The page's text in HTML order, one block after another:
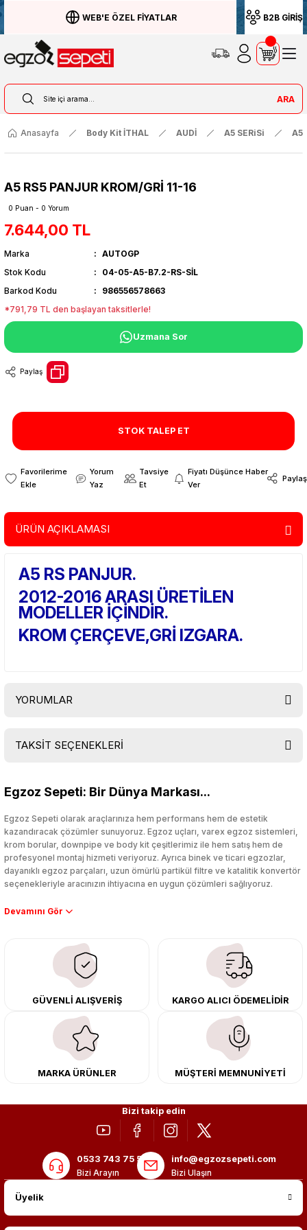
WEB'E ÖZEL FİYATLAR B2B GİRİŞ
ARA
Anasayfa Body Kit İTHAL AUDİ A5 SERiSi A5
A5 RS5 PANJUR KROM/GRİ 11-16
0 Puan - 0 Yorum
7.644,00 TL
Marka
AUTOGP
Stok Kodu
04-05-A5-B7.2-RS-SİL
Barkod Kodu
986556578663
*791,79 TL den başlayan taksitlerle!
Uzmana Sor
Paylaş
STOK TALEP ET
Yorum
Yaz
Tavsiye
Et
Fiyatı Düşünce Haber
Ver
Paylaş
ÜRÜN AÇIKLAMASI
A5 RS PANJUR.
2012-2016 ARASI ÜRETİLEN
MODELLER İÇİNDİR.
KROM ÇERÇEVE,GRİ IZGARA.
YORUMLAR
TAKSİT SEÇENEKLERİ
Egzoz Sepeti: Bir Dünya Markası...
Egzoz Sepeti olarak araçlarınıza hem performans hem de estetik
kazandıracak çözümler sunuyoruz. Egzoz uçları, varex egzoz sistemleri,
krom borular, downpipe ve body kit çeşitlerimiz ile hem satış hem de
profesyonel montaj hizmeti veriyoruz. Ayrıca binek ve ticari egzozlar,
dayanıklı egzoz parçaları, uzun ömürlü partikül filtre ve katalitik konvertör
seçenekleriyle aracınızın ihtiyacına en uygun çözümleri sağlıyoruz.
Performans artışı isteyen sürücüler için özel performans egzozları ve
çıkma orijinal ürünler ile yenileyebilir, body kit uygulamalarıyla aracınızın
tasarımını ve aerodinamisini üst seviyeye taşıyabilirsiniz.
Tüm ürünlerimiz orijinal, dayanıklı ve uzun ömürlüdür. İstanbul’daki montaj
merkezimizde profesyonel montaj yapıyor, Türkiye’nin her yerine güvenli
kargo ile teslimat gerçekleştiriyoruz. Aracınıza değer katmak için doğru
adres: Egzoz Sepeti.
GÜVENLİ ALIŞVERİŞ KARGO ALICI ÖDEMELİDİR
MARKA ÜRÜNLER MÜŞTERİ MEMNUNİYETİ
Bizi takip edin
0533 743 75 56
Bizi Arayın
info@egzozsepeti.com
Bizi Ulaşın
Üyelik